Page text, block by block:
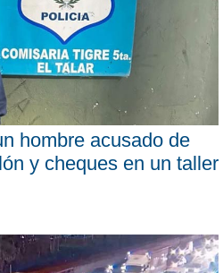
hombre acusado de
y cheques en un taller